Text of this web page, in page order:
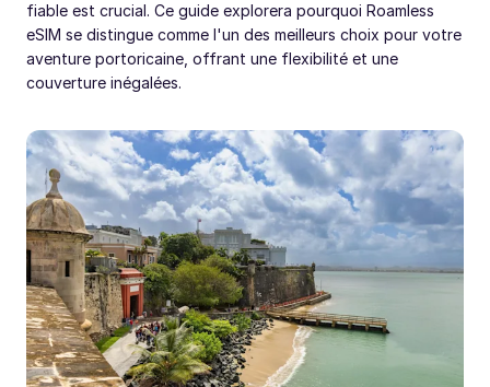
fiable est crucial. Ce guide explorera pourquoi Roamless
eSIM se distingue comme l'un des meilleurs choix pour votre
aventure portoricaine, offrant une flexibilité et une
couverture inégalées.